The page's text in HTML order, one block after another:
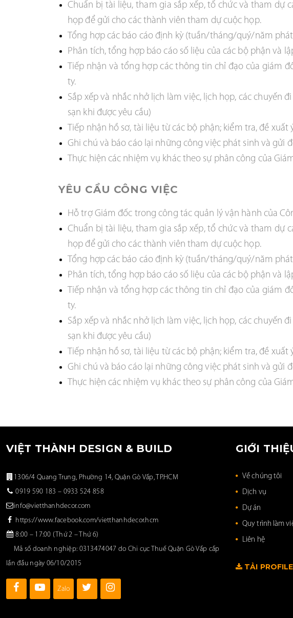
Chuẩn bị tài liệu, tham gia sắp xếp, tổ chức và tham dự
họp để gửi cho các thành viên tham dự cuộc họp.
Tổng hợp các báo cáo định kỳ (tuần/tháng/quý/năm
Phân tích, tổng hợp báo cáo số liệu của các bộ phận và
Tiếp nhận và tổng hợp các thông tin chỉ đạo của giám
ty.
Sắp xếp và nhắc nhở lịch làm việc, lịch họp, các chuyến
sạn khi được yêu cầu)
Tiếp nhận hồ sơ, tài liệu từ các bộ phận; kiểm tra, đề
Ghi chú và báo cáo lại những công việc phát sinh và gửi
Thực hiện các nhiệm vụ khác theo sự phân công của
YÊU CẦU CÔNG VIỆC
Hỗ trợ Giám đốc trong công tác quản lý vận hành của
Chuẩn bị tài liệu, tham gia sắp xếp, tổ chức và tham dự
họp để gửi cho các thành viên tham dự cuộc họp.
Tổng hợp các báo cáo định kỳ (tuần/tháng/quý/năm
Phân tích, tổng hợp báo cáo số liệu của các bộ phận và
Tiếp nhận và tổng hợp các thông tin chỉ đạo của giám
ty.
Sắp xếp và nhắc nhở lịch làm việc, lịch họp, các chuyến
sạn khi được yêu cầu)
Tiếp nhận hồ sơ, tài liệu từ các bộ phận; kiểm tra, đề
Ghi chú và báo cáo lại những công việc phát sinh và gửi
Thực hiện các nhiệm vụ khác theo sự phân công của
VIỆT THÀNH DESIGN & BUILD
1306/4 Quang Trung, Phường 14, Quận Gò Vấp, TP.HCM
0919 590 183 – 0933 524 858
info@vietthanhdecor.com
https://www.facebook.com/vietthanhdecor.hcm
8:00 – 17:00 (Thứ 2 – Thứ 6)
Mã số doanh nghiệp: 0313474047 do Chi cục Thuế Quận Gò Vấp cấp
lần đầu ngày 06/10/2015
Zalo
GIỚI
Về chúng tôi
Dịch vụ
Dự án
Quy trình làm
Liên hệ
TẢI PROFILE